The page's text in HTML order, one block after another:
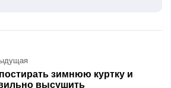
зимнюю куртку и
высушить